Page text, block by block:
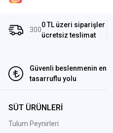
300
0 TL üzeri siparişler
ücretsiz teslimat
Güvenli beslenmenin en
tasarruflu yolu
SÜT ÜRÜNLERİ
Tulum Peynirleri